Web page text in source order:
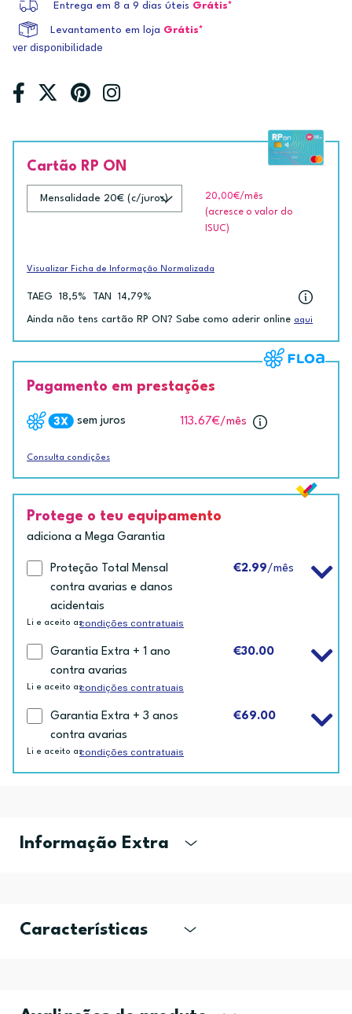
Entrega em 8 a 9 dias úteis Grátis*
Levantamento em loja Grátis*
ver disponibilidade
Cartão RP ON
20,00€/mês
(acresce o valor do
ISUC)
Visualizar Ficha de Informação Normalizada
TAEG 18,5% TAN 14,79%
Ainda não tens cartão RP ON? Sabe como aderir online aqui
Pagamento em prestações
sem juros 113.67€/mês
Consulta condições
Protege o teu equipamento
adiciona a Mega Garantia
Proteção Total Mensal
contra avarias e danos
acidentais
€2.99/mês
Li e aceito ascondições contratuais
Garantia Extra + 1 ano
contra avarias
€30.00
Li e aceito ascondições contratuais
Garantia Extra + 3 anos
contra avarias
€69.00
Li e aceito ascondições contratuais
Informação Extra
Características